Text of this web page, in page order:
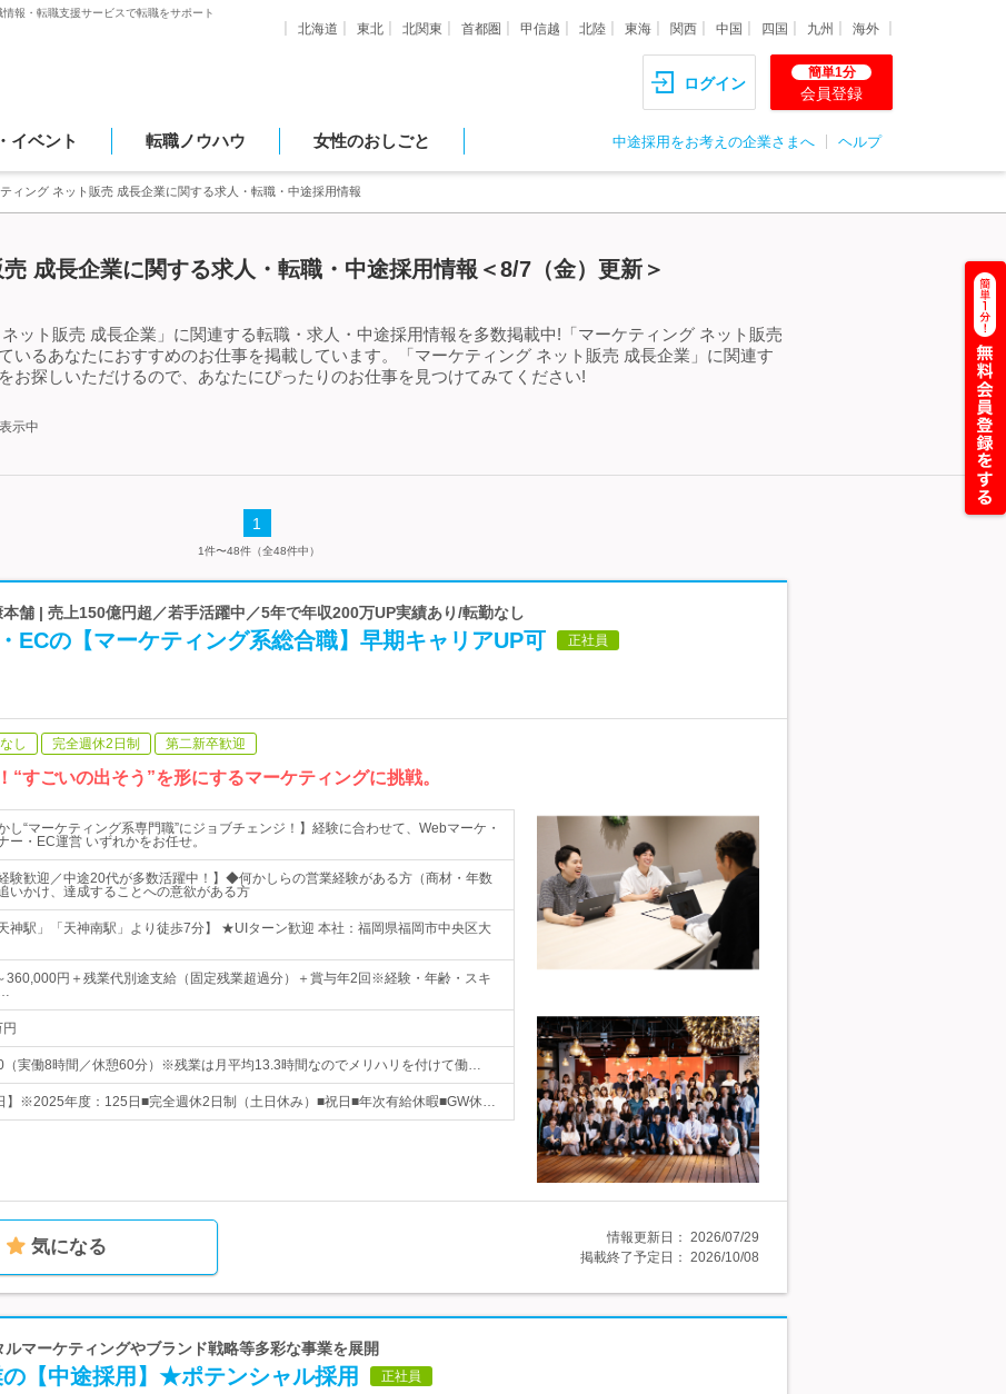
報・転職支援サービスで転職をサポート
北海道 東北 北関東 首都圏 甲信越 北陸 東海 関西 中国 四国 九州 海外
ログイン
簡単1分
会員登録
イベント 転職ノウハウ 女性のおしごと 中途採用をお考えの企業さまへ ヘルプ
ィング ネット販売 成長企業に関する求人・転職・中途採用情報
成長企業に関する求人・転職・中途採用情報＜8/7（金）更新＞
ット販売 成長企業」に関連する転職・求人・中途採用情報を多数掲載中!「マーケティング ネット販売
いるあなたにおすすめのお仕事を掲載しています。「マーケティング ネット販売 成長企業」に関連す
お探しいただけるので、あなたにぴったりのお仕事を見つけてみてください!
示中
1
1件〜48件（全48件中）
舗 | 売上150億円超／若手活躍中／5年で年収200万UP実績あり/転勤なし
ECの【マーケティング系総合職】早期キャリアUP可 正社員
し 完全週休2日制 第二新卒歓迎
すごいの出そう”を形にするマーケティングに挑戦。
し“マーケティング系専門職”にジョブチェンジ！】経験に合わせて、Webマーケ・
ー・EC運営 いずれかをお任せ。
験歓迎／中途20代が多数活躍中！】◆何かしらの営業経験がある方（商材・年数
いかけ、達成することへの意欲がある方
神駅」「天神南駅」より徒歩7分】 ★UIターン歓迎 本社：福岡県福岡市中央区大
360,000円＋残業代別途支給（固定残業超過分）＋賞与年2回※経験・年齢・スキ
（実働8時間／休憩60分）※残業は月平均13.3時間なのでメリハリを付けて働…
】※2025年度：125日■完全週休2日制（土日休み）■祝日■年次有給休暇■GW休…
気になる 情報更新日： 2026/07/29
掲載終了予定日： 2026/10/08
マーケティングやブランド戦略等多彩な事業を展開
【中途採用】★ポテンシャル採用 正社員